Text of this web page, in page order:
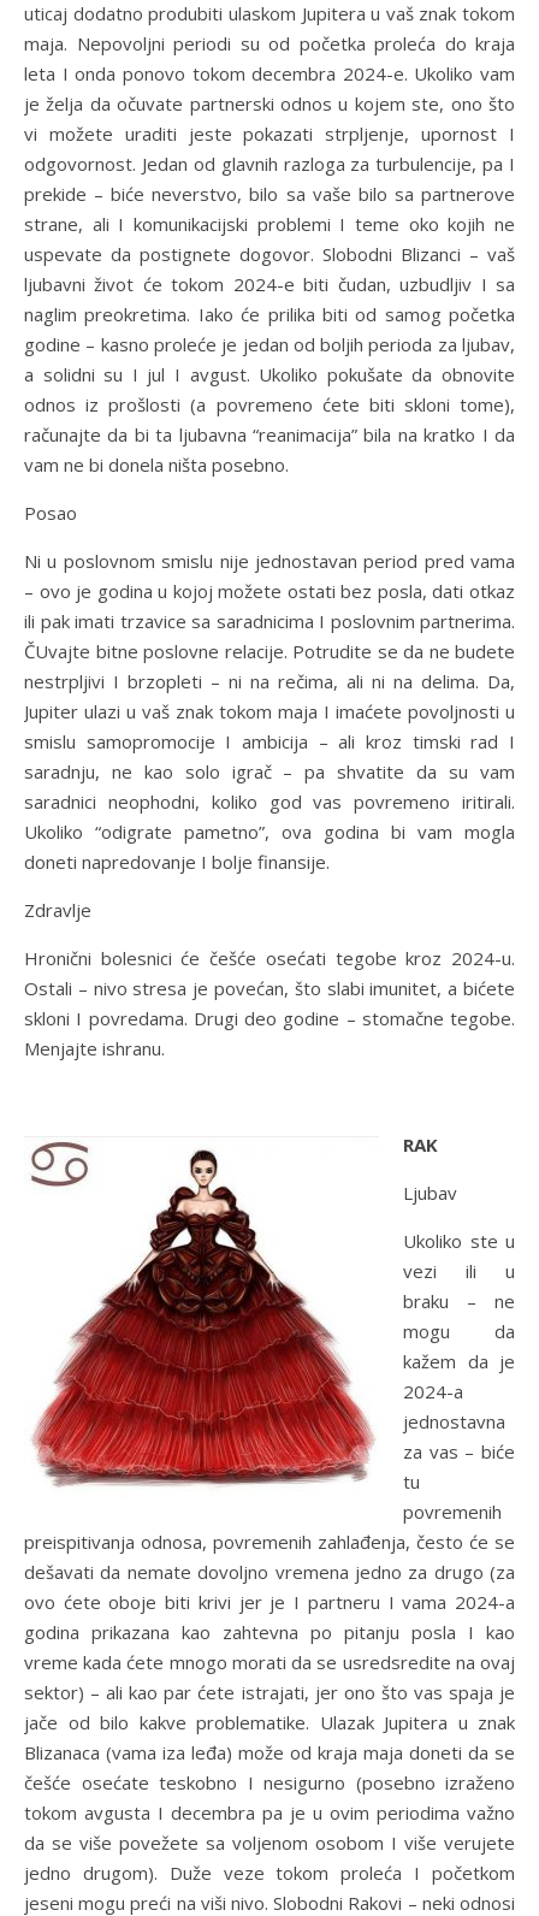
uticaj dodatno produbiti ulaskom Jupitera u vaš znak tokom
maja. Nepovoljni periodi su od početka proleća do kraja
leta I onda ponovo tokom decembra 2024-e. Ukoliko vam
je želja da očuvate partnerski odnos u kojem ste, ono što
vi možete uraditi jeste pokazati strpljenje, upornost I
odgovornost. Jedan od glavnih razloga za turbulencije, pa I
prekide – biće neverstvo, bilo sa vaše bilo sa partnerove
strane, ali I komunikacijski problemi I teme oko kojih ne
uspevate da postignete dogovor. Slobodni Blizanci – vaš
ljubavni život će tokom 2024-e biti čudan, uzbudljiv I sa
naglim preokretima. Iako će prilika biti od samog početka
godine – kasno proleće je jedan od boljih perioda za ljubav,
a solidni su I jul I avgust. Ukoliko pokušate da obnovite
odnos iz prošlosti (a povremeno ćete biti skloni tome),
računajte da bi ta ljubavna “reanimacija” bila na kratko I da
vam ne bi donela ništa posebno.
Posao
Ni u poslovnom smislu nije jednostavan period pred vama
– ovo je godina u kojoj možete ostati bez posla, dati otkaz
ili pak imati trzavice sa saradnicima I poslovnim partnerima.
ČUvajte bitne poslovne relacije. Potrudite se da ne budete
nestrpljivi I brzopleti – ni na rečima, ali ni na delima. Da,
Jupiter ulazi u vaš znak tokom maja I imaćete povoljnosti u
smislu samopromocije I ambicija – ali kroz timski rad I
saradnju, ne kao solo igrač – pa shvatite da su vam
saradnici neophodni, koliko god vas povremeno iritirali.
Ukoliko “odigrate pametno”, ova godina bi vam mogla
doneti napredovanje I bolje finansije.
Zdravlje
Hronični bolesnici će češće osećati tegobe kroz 2024-u.
Ostali – nivo stresa je povećan, što slabi imunitet, a bićete
skloni I povredama. Drugi deo godine – stomačne tegobe.
Menjajte ishranu.
RAK
Ljubav
Ukoliko ste u
vezi ili u
braku – ne
mogu da
kažem da je
2024-a
jednostavna
za vas – biće
tu
povremenih
preispitivanja odnosa, povremenih zahlađenja, često će se
dešavati da nemate dovoljno vremena jedno za drugo (za
ovo ćete oboje biti krivi jer je I partneru I vama 2024-a
godina prikazana kao zahtevna po pitanju posla I kao
vreme kada ćete mnogo morati da se usredsredite na ovaj
sektor) – ali kao par ćete istrajati, jer ono što vas spaja je
jače od bilo kakve problematike. Ulazak Jupitera u znak
Blizanaca (vama iza leđa) može od kraja maja doneti da se
češće osećate teskobno I nesigurno (posebno izraženo
tokom avgusta I decembra pa je u ovim periodima važno
da se više povežete sa voljenom osobom I više verujete
jedno drugom). Duže veze tokom proleća I početkom
jeseni mogu preći na viši nivo. Slobodni Rakovi – neki odnosi